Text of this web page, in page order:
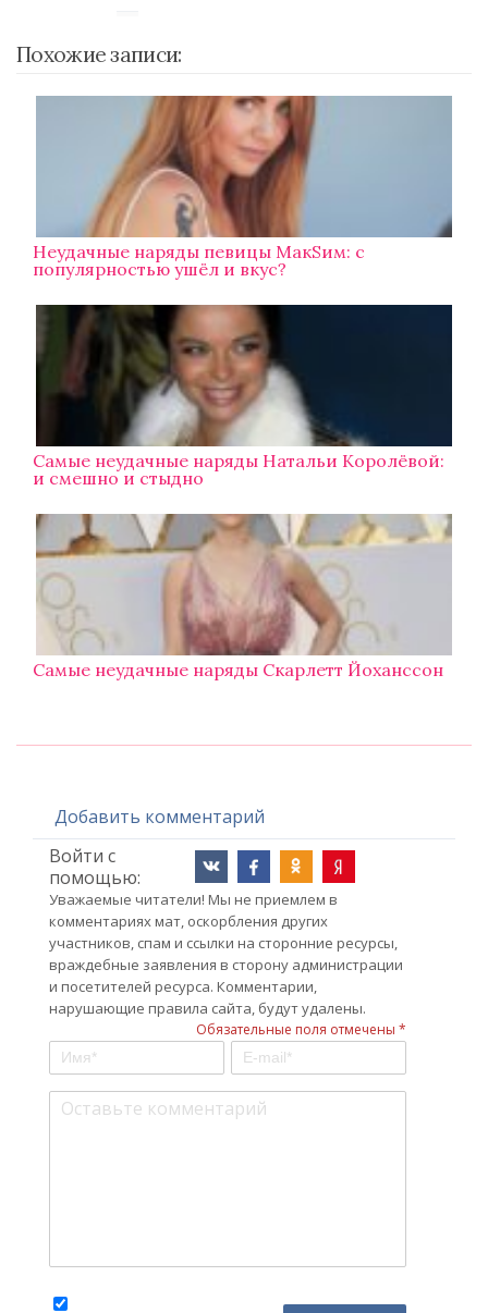
Похожие записи:
Неудачные наряды певицы МакSим: с
популярностью ушёл и вкус?
Самые неудачные наряды Натальи Королёвой:
и смешно и стыдно
Самые неудачные наряды Скарлетт Йоханссон
Добавить комментарий
Войти с
помощью:
Уважаемые читатели! Мы не приемлем в
комментариях мат, оскорбления других
участников, спам и ссылки на сторонние ресурсы,
враждебные заявления в сторону администрации
и посетителей ресурса. Комментарии,
нарушающие правила сайта, будут удалены.
Обязательные поля отмечены *